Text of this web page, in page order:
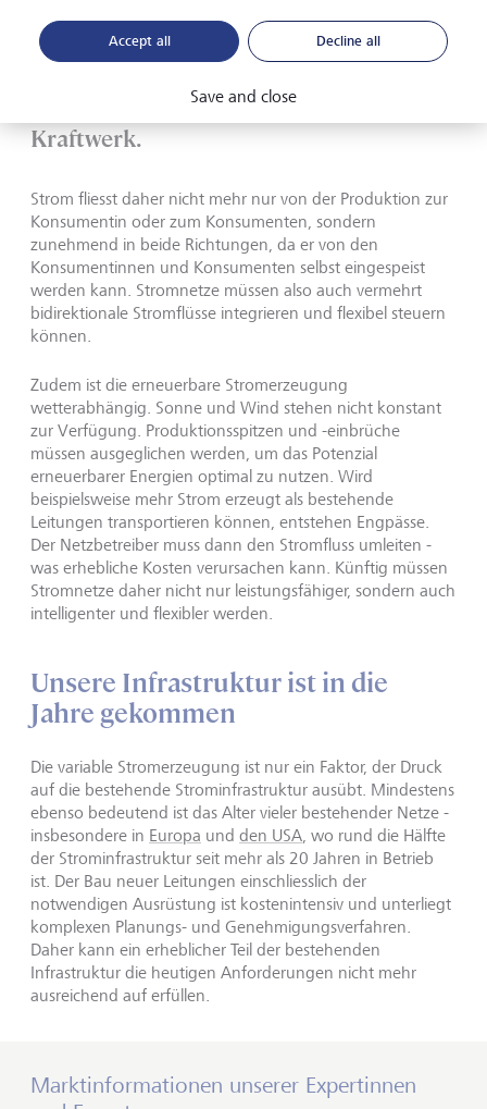
Der nächste Energiedurchbruch
entscheidet sich im Netz - nicht im
Kraftwerk.
Strom fliesst daher nicht mehr nur von der Produktion zur
Konsumentin oder zum Konsumenten, sondern
zunehmend in beide Richtungen, da er von den
Konsumentinnen und Konsumenten selbst eingespeist
werden kann. Stromnetze müssen also auch vermehrt
bidirektionale Stromflüsse integrieren und flexibel steuern
können.
Zudem ist die erneuerbare Stromerzeugung
wetterabhängig. Sonne und Wind stehen nicht konstant
zur Verfügung. Produktionsspitzen und -einbrüche
müssen ausgeglichen werden, um das Potenzial
erneuerbarer Energien optimal zu nutzen. Wird
beispielsweise mehr Strom erzeugt als bestehende
Leitungen transportieren können, entstehen Engpässe.
Der Netzbetreiber muss dann den Stromfluss umleiten -
was erhebliche Kosten verursachen kann. Künftig müssen
Stromnetze daher nicht nur leistungsfähiger, sondern auch
intelligenter und flexibler werden.
Unsere Infrastruktur ist in die
Jahre gekommen
Die variable Stromerzeugung ist nur ein Faktor, der Druck
auf die bestehende Strominfrastruktur ausübt. Mindestens
ebenso bedeutend ist das Alter vieler bestehender Netze -
insbesondere in Europa und den USA , wo rund die Hälfte
der Strominfrastruktur seit mehr als 20 Jahren in Betrieb
ist. Der Bau neuer Leitungen einschliesslich der
notwendigen Ausrüstung ist kostenintensiv und unterliegt
komplexen Planungs- und Genehmigungsverfahren.
Daher kann ein erheblicher Teil der bestehenden
Infrastruktur die heutigen Anforderungen nicht mehr
ausreichend auf erfüllen.
Marktinformationen unserer Expertinnen
Accept all Decline all
Save and close